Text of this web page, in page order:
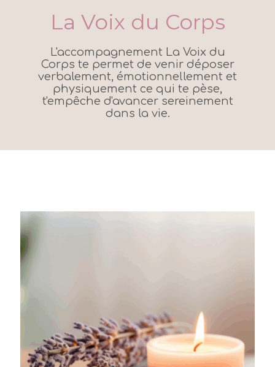
La Voix du Corps
L'accompagnement La Voix du
Corps te permet de venir déposer
verbalement, émotionnellement et
physiquement ce qui te pèse,
t'empêche d'avancer sereinement
dans la vie.